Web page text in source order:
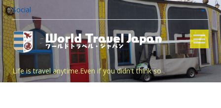
Social
Life is travel anytime.Even if you didn't think so .
Skip
to
content